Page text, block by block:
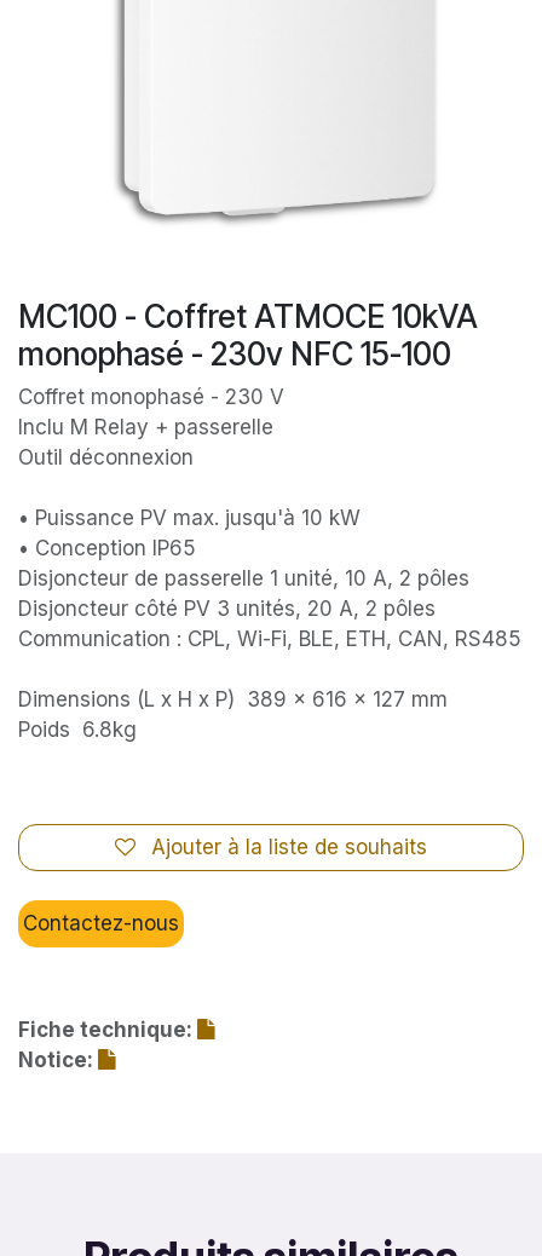
MC100 - Coffret ATMOCE 10kVA
monophasé - 230v NFC 15-100
Coffret monophasé - 230 V
Inclu M Relay + passerelle
Outil déconnexion
• Puissance PV max. jusqu'à 10 kW
• Conception IP65
Disjoncteur de passerelle 1 unité, 10 A, 2 pôles
Disjoncteur côté PV 3 unités, 20 A, 2 pôles
Communication : CPL, Wi-Fi, BLE, ETH, CAN, RS485
Dimensions (L x H x P) 389 × 616 × 127 mm
Poids 6.8kg
Ajouter à la liste de souhaits
Contactez-nous
Fiche technique:
Notice: